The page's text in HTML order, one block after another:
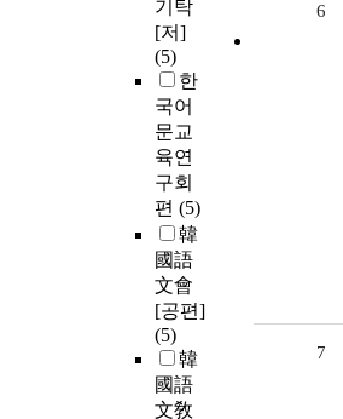
기탁
[저]
(5)
한
국어
문교
육연
구회
편 (5)
韓
國語
文會
[공편]
(5)
韓
國語
文敎
6
7